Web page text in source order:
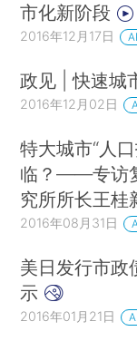
市化新阶段
2016年12月17日
政见 | 快速城
2016年12月02日
特大城市“人
临？——专访
究所所长王桂
2016年08月31日
美日发行市政
示
2016年01月21日